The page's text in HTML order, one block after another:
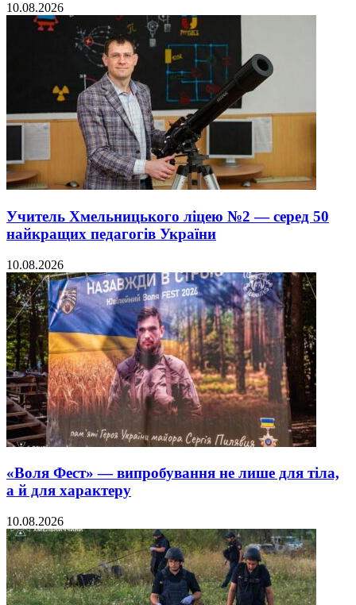
10.08.2026
Учитель Хмельницького ліцею №2 — серед 50
найкращих педагогів України
10.08.2026
«Воля Фест» — випробування не лише для тіла,
а й для характеру
10.08.2026